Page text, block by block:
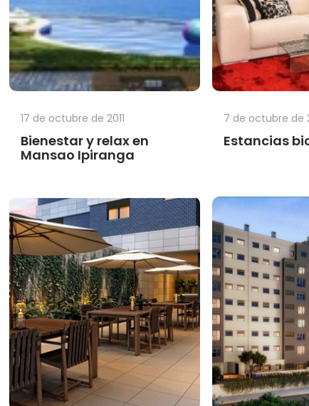
Bienestar y relax en
Mansao Ipiranga
17 de octubre de 2011
Estancias
7 de octubre de